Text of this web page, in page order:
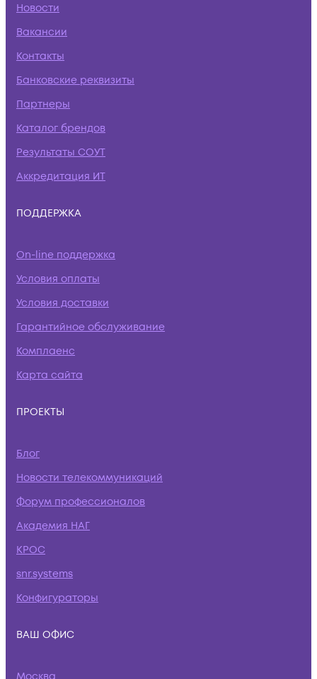
Новости
Вакансии
Контакты
Банковские реквизиты
Партнеры
Каталог брендов
Результаты СОУТ
Аккредитация ИТ
ПОДДЕРЖКА
On-line поддержка
Условия оплаты
Условия доставки
Гарантийное обслуживание
Комплаенс
Карта сайта
ПРОЕКТЫ
Блог
Новости телекоммуникаций
Форум профессионалов
Академия НАГ
КРОС
snr.systems
Конфигураторы
ВАШ ОФИС